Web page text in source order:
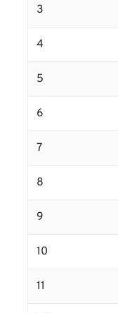
3
4
5
6
7
8
9
10
11